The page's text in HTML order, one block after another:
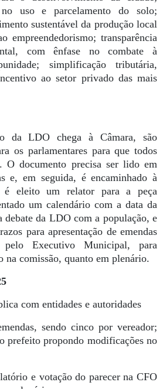
uso e parcelamento do solo;
sustentável da produção local
empreendedorismo; transparência
com ênfase no combate à
simplificação tributária,
ao setor privado das mais
da LDO chega à Câmara, são
os parlamentares para que todos
O documento precisa ser lido em
e, em seguida, é encaminhado à
é eleito um relator para a peça
um calendário com a data da
debate da LDO com a população, e
para apresentação de emendas
pelo Executivo Municipal, para
na comissão, quanto em plenário.
com entidades e autoridades
sendo cinco por vereador;
prefeito propondo modificações no
e votação do parecer na CFO